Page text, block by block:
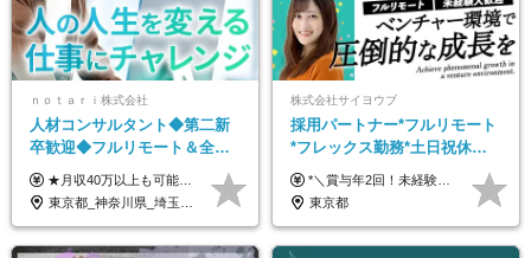
ｎｏｔａｒｉ株式会社
人材コンサルタント◆第二新
卒歓迎◆フルリモート＆全国
から勤務OK◆残業月10h以内
◆フレックス制
★月収40万以上も可能！ ★能力・スキル・経験を考慮した年収額を設定します ★年功序列ではなく、チャレンジを評価して給与に反映！ ■月給20万円～40万円＋決算賞与 ※経験・スキルを考慮のうえ決定します ※給与にはみなし残業代40時間分を含む。そのほか詳細に関しては別途面接時にご説明します ※試用期間3ヵ月あり。期間中の雇用形態・条件などに差異はありません
東京都_神奈川県_埼玉県_千葉県_大阪府_愛知県_北海道_青森県_岩手県_宮城県_秋田県_山形県_福島県_茨城県_栃木県_群馬県_新潟県_山梨県_長野県_富山県_石川県_福井県_静岡県_岐阜県_三重県_兵庫県_京都府_滋賀県_奈良県_和歌山県_広島県_岡山県_鳥取県_島根県_山口県_徳島県_香川県_愛媛県_高知県_福岡県_熊本県_佐賀県_長崎県_大分県_宮崎県_鹿児島県_沖縄県
株式会社サイヨウブ
採用パートナー*フルリモート
*フレックス勤務*土日祝休み*
月給28万円～*産育休取得実績
あり*年間休日120日
*＼賞与年2回！未経験から月給28万円スタート／* ★昇給年12回あり！随時昇給のチャンス ◆月給28万～40万円＋賞与年2回＋各種インセンティブ ※経験・スキルを考慮の上、決定します ※試用期間6ヶ月間あり（期間中は月給26万円～になります。その他待遇等に差異はありません） ※月給には月35時間分の固定残業代含む（月5万4800円/超過分別途支給） ※ほとんどのメンバーが残業ゼロです！フレックスタイム制のため、自分の生活に合わせて調整できます。 ＼希望性で土曜日出勤あり／ お客様より「土曜日に応募者の対応をしてほしい」という ご要望を受けた際に、応募者対応⇒求職者との メッセージのやり取りなど、対応が発生する場合があります。 ※土曜日に出勤いただく場合は ・2時間稼働：4500円 ・4時間稼働：9000円 の給与が発生。勤務時間が4時間超えることは原則ありません。 短期間で高い給与をGETできるチャンスです♪
東京都